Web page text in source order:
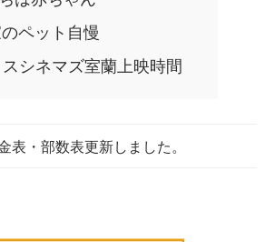
ペット自慢
シネマズ室蘭上映時間
表・部数表更新しました。